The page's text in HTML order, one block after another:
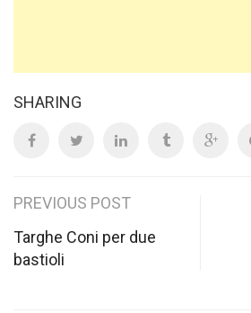
SHARING
Post
navigation
PREVIOUS POST
Targhe Coni per due
bastioli